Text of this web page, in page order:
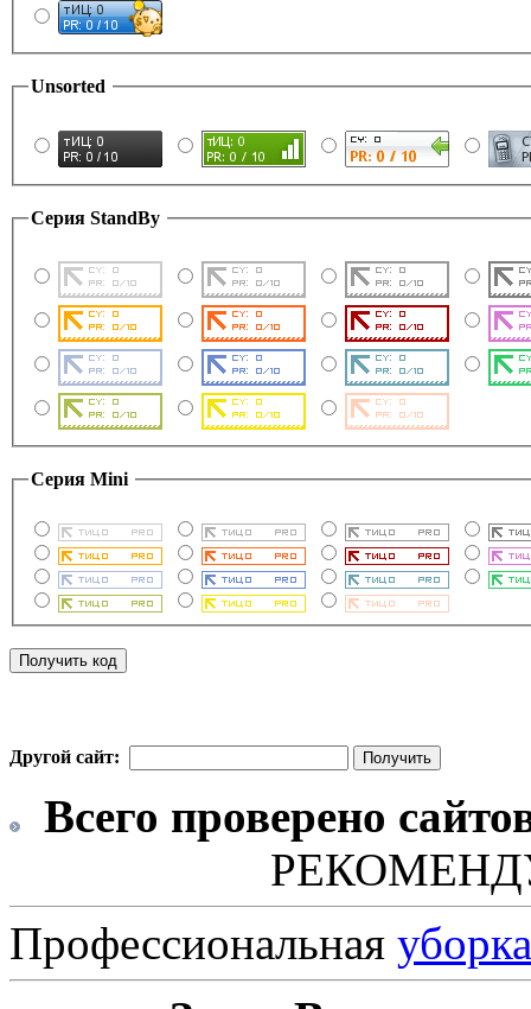
Unsorted
Серия StandBy
Серия Mini
Другой сайт:
Всего проверено
Профессиональная уборка